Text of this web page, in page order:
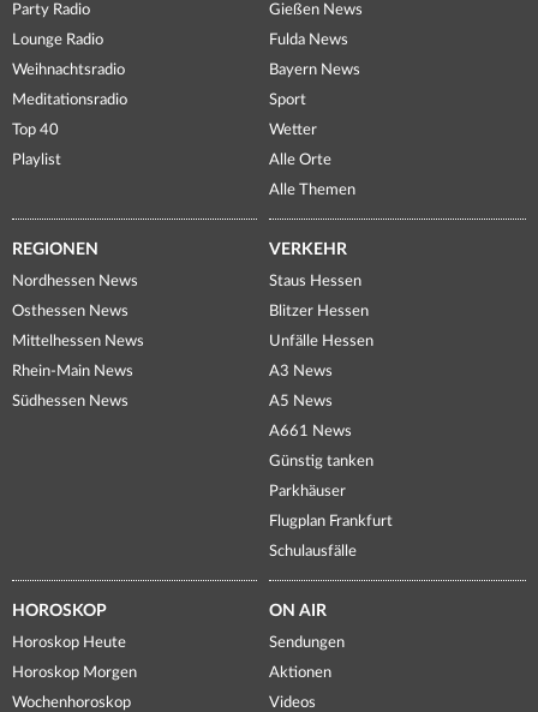
Party Radio
Lounge Radio
Weihnachtsradio
Meditationsradio
Top 40
Playlist
Gießen News
Fulda News
Bayern News
Sport
Wetter
Alle Orte
Alle Themen
REGIONEN
Nordhessen News
Osthessen News
Mittelhessen News
Rhein-Main News
Südhessen News
VERKEHR
Staus Hessen
Blitzer Hessen
Unfälle Hessen
A3 News
A5 News
A661 News
Günstig tanken
Parkhäuser
Flugplan Frankfurt
Schulausfälle
HOROSKOP
Horoskop Heute
Horoskop Morgen
Wochenhoroskop
ON AIR
Sendungen
Aktionen
Videos